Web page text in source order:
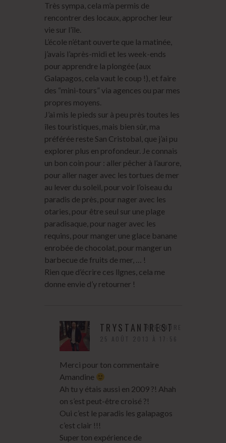
Très sympa, cela m’a permis de
rencontrer des locaux, approcher leur
vie sur l’île.
L’école n’étant ouverte que la matinée,
j’avais l’après-midi et les week-ends
pour apprendre la plongée (aux
Galapagos, cela vaut le coup !), et faire
des “mini-tours” via agences ou par mes
propres moyens.
J’ai mis le pieds sur à peu près toutes les
îles touristiques, mais bien sûr, ma
préférée reste San Cristobal, que j’ai pu
explorer plus en profondeur. Je connais
un bon coin pour : aller pêcher à l’aurore,
pour aller nager avec les tortues de mer
au lever du soleil, pour voir l’oiseau du
paradis de près, pour nager avec les
otaries, pour être seul sur une plage
paradisaque, pour nager avec les
requins, pour manger une glace banane
enrobée de chocolat, pour manger un
barbecue de fruits de mer, … !
Rien que d’écrire ces llgnes, cela me
donne envie d’y retourner !
TRYSTANTREST
Merci pour ton commentaire
Amandine
Ah tu y étais aussi en 2009 ?! Ahah
on s’est peut-être croisé ?!
Oui c’est le paradis les galapagos
c’est clair !!!
Super ton expérience de
RÉPONDRE